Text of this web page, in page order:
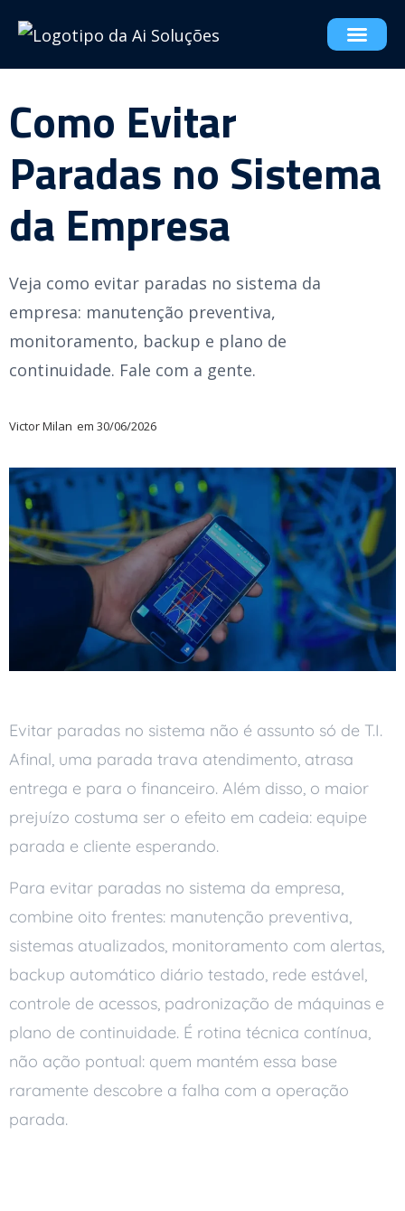
Como Evitar
Paradas no Sistema
da Empresa
Veja como evitar paradas no sistema da
empresa: manutenção preventiva,
monitoramento, backup e plano de
continuidade. Fale com a gente.
Victor Milan em 30/06/2026
Evitar paradas no sistema não é assunto só de T.I.
Afinal, uma parada trava atendimento, atrasa
entrega e para o financeiro. Além disso, o maior
prejuízo costuma ser o efeito em cadeia: equipe
parada e cliente esperando.
Para evitar paradas no sistema da empresa,
combine oito frentes: manutenção preventiva,
sistemas atualizados, monitoramento com alertas,
backup automático diário testado, rede estável,
controle de acessos, padronização de máquinas e
plano de continuidade. É rotina técnica contínua,
não ação pontual: quem mantém essa base
raramente descobre a falha com a operação
parada.